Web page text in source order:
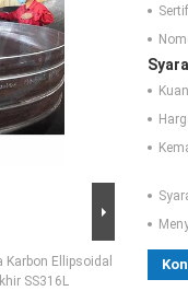
Ellipsoidal
SS316L